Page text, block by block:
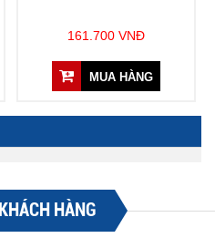
161.700 VNĐ
MUA HÀNG
HÀNG